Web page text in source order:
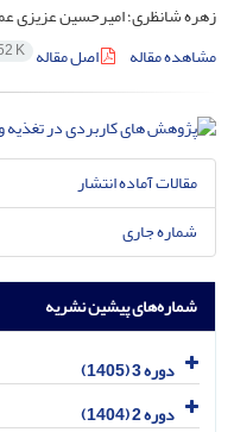
زهره شانظری؛ امیرحسین عزیزی
مشاهده مقاله
اصل مقاله K
مقالات آماده انتشار
شماره جاری
شماره‌های پیشین نشریه
دوره 3 (1405)
دوره 2 (1404)